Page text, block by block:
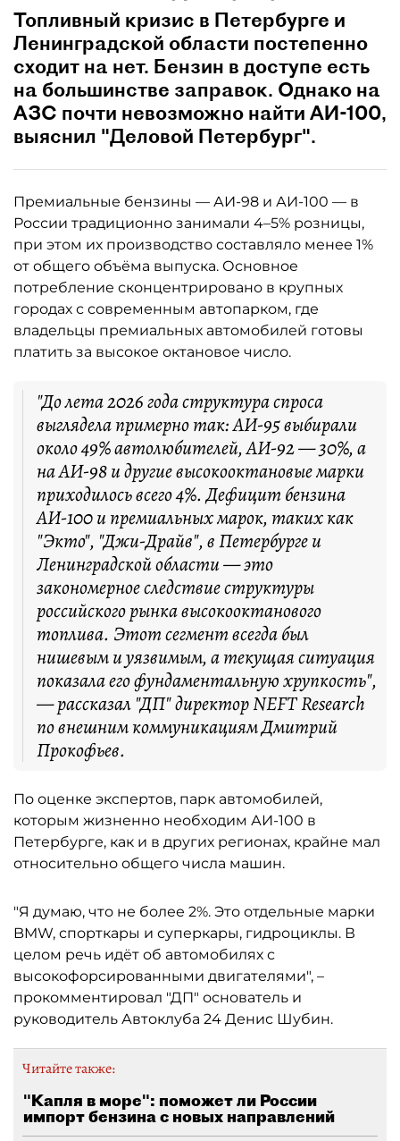
Топливный кризис в Петербурге и
Ленинградской области постепенно
сходит на нет. Бензин в доступе есть
на большинстве заправок. Однако на
АЗС почти невозможно найти АИ-100,
выяснил "Деловой Петербург".
Премиальные бензины — АИ-98 и АИ-100 — в
России традиционно занимали 4–5% розницы,
при этом их производство составляло менее 1%
от общего объёма выпуска. Основное
потребление сконцентрировано в крупных
городах с современным автопарком, где
владельцы премиальных автомобилей готовы
платить за высокое октановое число.
"До лета 2026 года структура спроса
выглядела примерно так: АИ-95 выбирали
около 49% автолюбителей, АИ-92 — 30%, а
на АИ-98 и другие высокооктановые марки
приходилось всего 4%. Дефицит бензина
АИ-100 и премиальных марок, таких как
"Экто", "Джи-Драйв", в Петербурге и
Ленинградской области — это
закономерное следствие структуры
российского рынка высокооктанового
топлива. Этот сегмент всегда был
нишевым и уязвимым, а текущая ситуация
показала его фундаментальную хрупкость",
— рассказал "ДП" директор NEFT Research
по внешним коммуникациям Дмитрий
Прокофьев.
По оценке экспертов, парк автомобилей,
которым жизненно необходим АИ-100 в
Петербурге, как и в других регионах, крайне мал
относительно общего числа машин.
"Я думаю, что не более 2%. Это отдельные марки
BMW, спорткары и суперкары, гидроциклы. В
целом речь идёт об автомобилях с
высокофорсированными двигателями", –
прокомментировал "ДП" основатель и
руководитель Автоклуба 24 Денис Шубин.
Читайте также:
"Капля в море": поможет ли России
импорт бензина с новых направлений